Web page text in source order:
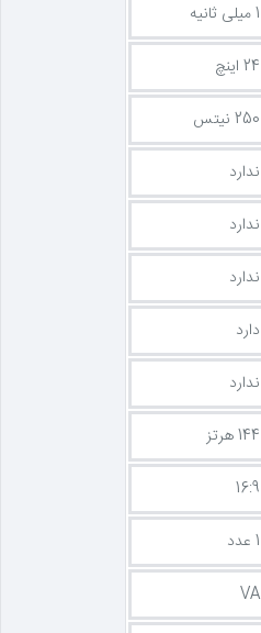
1 میلی ثانیه
24 اینچ
250 نیتس
ندارد
ندارد
ندارد
دارد
ندارد
144 هرتز
16:9
1 عدد
VA